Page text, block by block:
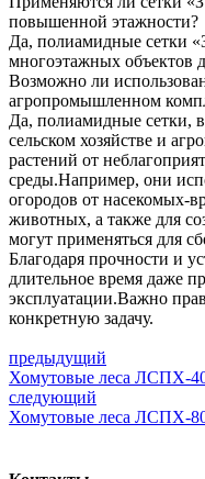
повышенной этажности?
Да, полиамидные сетки
многоэтажных объектов
Возможно ли
агропромышленном
Да, полиамидные сетки,
сельском хозяйстве и
растений от
среды.Например, они
огородов от насекомых-
животных, а также для
могут применяться для
Благодаря прочности и
длительное время даже
эксплуатации.Важно
конкретную задачу.
предыдущий
Хомутовые леса ЛСПХ-
следующий
Хомутовые леса ЛСПХ-